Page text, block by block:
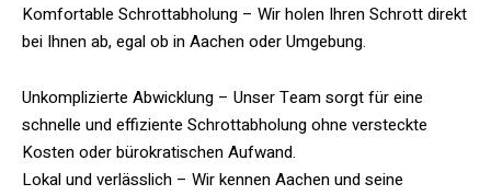
Komfortable Schrottabholung – Wir holen Ihren Schrott direkt
bei Ihnen ab, egal ob in Aachen oder Umgebung.
Unkomplizierte Abwicklung – Unser Team sorgt für eine
schnelle und effiziente Schrottabholung ohne versteckte
Kosten oder bürokratischen Aufwand.
Lokal und verlässlich – Wir kennen Aachen und seine